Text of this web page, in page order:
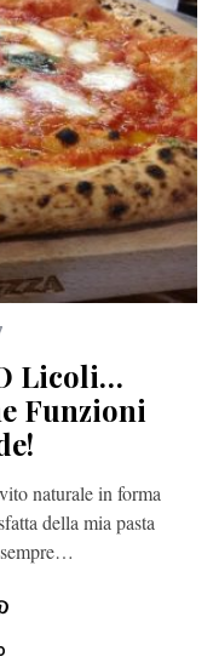
Licoli…
Funzioni
naturale in forma
della mia pasta
sempre…